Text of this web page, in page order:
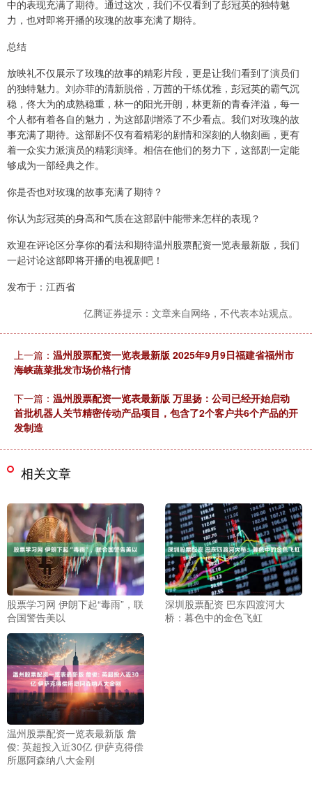
中的表现充满了期待。通过这次，我们不仅看到了彭冠英的独特魅
力，也对即将开播的玫瑰的故事充满了期待。
总结
放映礼不仅展示了玫瑰的故事的精彩片段，更是让我们看到了演员们
的独特魅力。刘亦菲的清新脱俗，万茜的干练优雅，彭冠英的霸气沉
稳，佟大为的成熟稳重，林一的阳光开朗，林更新的青春洋溢，每一
个人都有着各自的魅力，为这部剧增添了不少看点。我们对玫瑰的故
事充满了期待。这部剧不仅有着精彩的剧情和深刻的人物刻画，更有
着一众实力派演员的精彩演绎。相信在他们的努力下，这部剧一定能
够成为一部经典之作。
你是否也对玫瑰的故事充满了期待？
你认为彭冠英的身高和气质在这部剧中能带来怎样的表现？
欢迎在评论区分享你的看法和期待温州股票配资一览表最新版，我们
一起讨论这部即将开播的电视剧吧！
发布于：江西省
亿腾证券提示：文章来自网络，不代表本站观点。
上一篇： 温州股票配资一览表最新版 2025年9月9日福建省福州市
海峡蔬菜批发市场价格行情
下一篇： 温州股票配资一览表最新版 万里扬：公司已经开始启动
首批机器人关节精密传动产品项目，包含了2个客户共6个产品的开
发制造
相关文章
股票学习网 伊朗下起“毒雨”，联
合国警告美以
深圳股票配资 巴东四渡河大
桥：暮色中的金色飞虹
温州股票配资一览表最新版 詹
俊: 英超投入近30亿 伊萨克得偿
所愿阿森纳八大金刚